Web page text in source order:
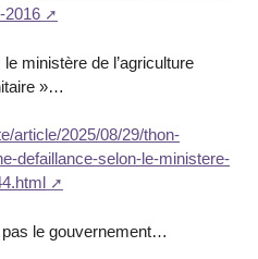
2016
ministère de l’agriculture
»…
article/2025/08/29/thon-
defaillance-selon-le-ministere-
le gouvernement…